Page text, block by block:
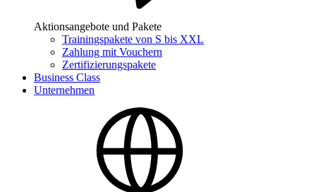
Aktionsangebote und Pakete
Trainingspakete von S bis XXL
Zahlung mit Vouchern
Zertifizierungspakete
Business Class
Unternehmen